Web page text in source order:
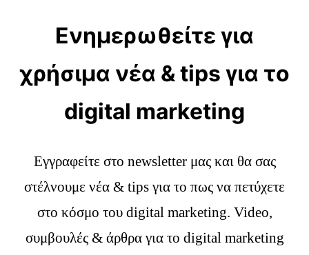
Ενημερωθείτε για
χρήσιμα νέα & tips για το
digital marketing
Εγγραφείτε στο newsletter μας και θα σας
στέλνουμε νέα & tips για το πως να πετύχετε
στο κόσμο του digital marketing. Video,
συμβουλές & άρθρα για το digital marketing